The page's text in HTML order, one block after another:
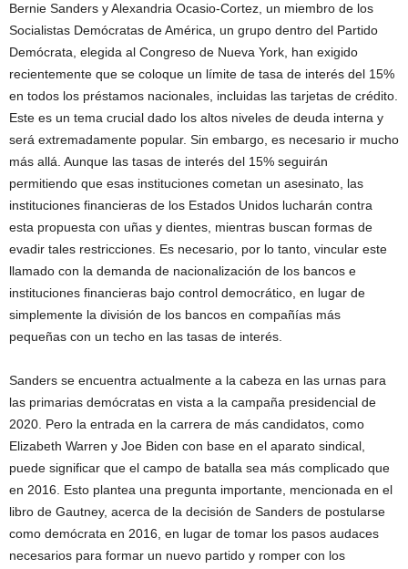
Bernie Sanders y Alexandria Ocasio-Cortez, un miembro de los
Socialistas Demócratas de América, un grupo dentro del Partido
Demócrata, elegida al Congreso de Nueva York, han exigido
recientemente que se coloque un límite de tasa de interés del 15%
en todos los préstamos nacionales, incluidas las tarjetas de crédito.
Este es un tema crucial dado los altos niveles de deuda interna y
será extremadamente popular. Sin embargo, es necesario ir mucho
más allá. Aunque las tasas de interés del 15% seguirán
permitiendo que esas instituciones cometan un asesinato, las
instituciones financieras de los Estados Unidos lucharán contra
esta propuesta con uñas y dientes, mientras buscan formas de
evadir tales restricciones. Es necesario, por lo tanto, vincular este
llamado con la demanda de nacionalización de los bancos e
instituciones financieras bajo control democrático, en lugar de
simplemente la división de los bancos en compañías más
pequeñas con un techo en las tasas de interés.
Sanders se encuentra actualmente a la cabeza en las urnas para
las primarias demócratas en vista a la campaña presidencial de
2020. Pero la entrada en la carrera de más candidatos, como
Elizabeth Warren y Joe Biden con base en el aparato sindical,
puede significar que el campo de batalla sea más complicado que
en 2016. Esto plantea una pregunta importante, mencionada en el
libro de Gautney, acerca de la decisión de Sanders de postularse
como demócrata en 2016, en lugar de tomar los pasos audaces
necesarios para formar un nuevo partido y romper con los